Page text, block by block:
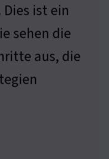
ist ein
sehen die
aus, die